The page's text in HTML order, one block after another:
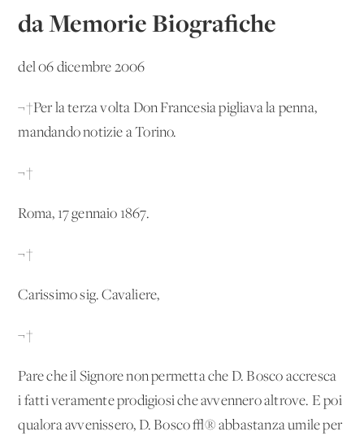
da Memorie Biografiche
del 06 dicembre 2006
¬†Per la terza volta Don Francesia pigliava la penna,
mandando notizie a Torino.
¬†
Roma, 17 gennaio 1867.
¬†
Carissimo sig. Cavaliere,
¬†
Pare che il Signore non permetta che D. Bosco accresca
i fatti veramente prodigiosi che avvennero altrove. E poi
qualora avvenissero, D. Bosco √® abbastanza umile per